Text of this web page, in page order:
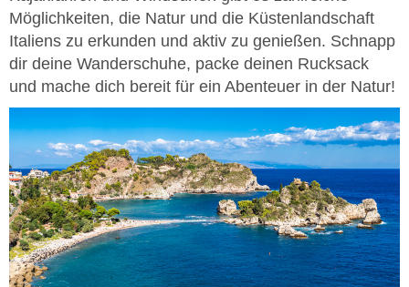
Möglichkeiten, die Natur und die Küstenlandschaft
Italiens zu erkunden und aktiv zu genießen. Schnapp
dir deine Wanderschuhe, packe deinen Rucksack
und mache dich bereit für ein Abenteuer in der Natur!